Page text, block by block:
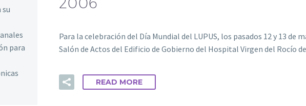
Para la celebración del Día Mundial del LUPUS, los pasados 12 y 13 de
Salón de Actos del Edificio de Gobierno del Hospital Virgen del Rocío
READ MORE
su
para